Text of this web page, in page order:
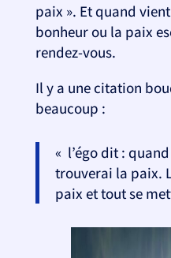
paix ». Et quand
bonheur ou la paix
rendez-vous.
Il y a une citation
beaucoup :
« l’égo dit :
trouverai la paix.
paix et tout se